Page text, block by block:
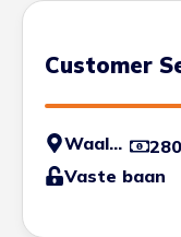
Customer
Waalwijk
Vaste baan